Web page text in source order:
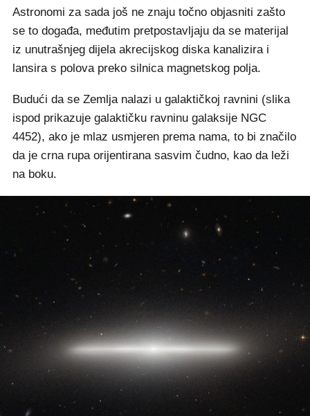
Astronomi za sada još ne znaju točno objasniti zašto
se to događa, međutim pretpostavljaju da se materijal
iz unutrašnjeg dijela akrecijskog diska kanalizira i
lansira s polova preko silnica magnetskog polja.
Budući da se Zemlja nalazi u galaktičkoj ravnini (slika
ispod prikazuje galaktičku ravninu galaksije NGC
4452), ako je mlaz usmjeren prema nama, to bi značilo
da je crna rupa orijentirana sasvim čudno, kao da leži
na boku.